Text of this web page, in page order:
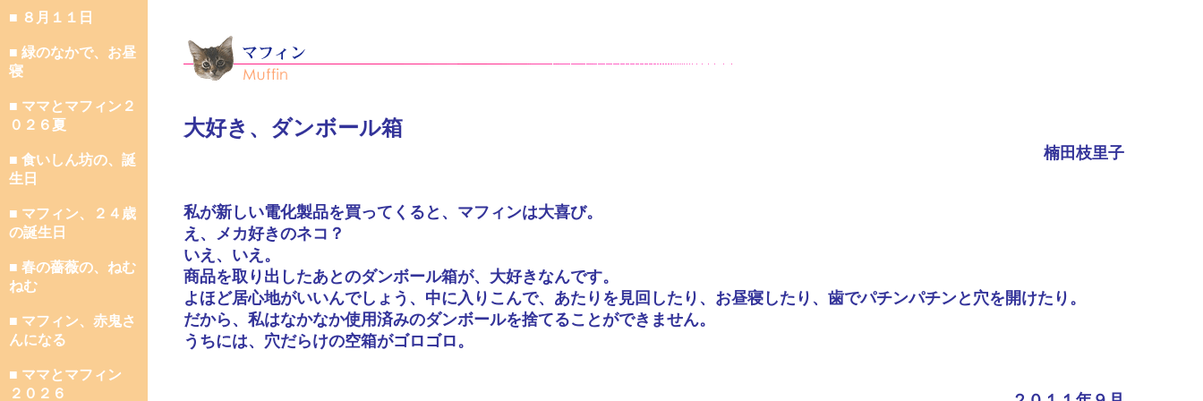
■ ８月１１日
■ 緑のなかで、お昼
寝
■ ママとマフィン２
０２６夏
■ 食いしん坊の、誕
生日
■ マフィン、２４歳
の誕生日
■ 春の薔薇の、ねむ
ねむ
■ マフィン、赤鬼さ
んになる
■ ママとマフィン
２０２６
大好き、ダンボール箱
楠田枝里子
私が新しい電化製品を買ってくると、マフィンは大喜び。
え、メカ好きのネコ？
いえ、いえ。
商品を取り出したあとのダンボール箱が、大好きなんです。
よほど居心地がいいんでしょう、中に入りこんで、あたりを見回したり、お昼寝したり、歯でパチンパチンと穴を開けたり。
だから、私はなかなか使用済みのダンボールを捨てることができません。
うちには、穴だらけの空箱がゴロゴロ。